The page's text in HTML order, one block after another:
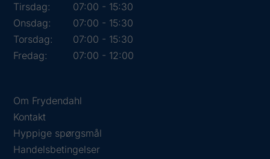
Tirsdag:
07:00 - 15:30
Onsdag:
07:00 - 15:30
Torsdag:
07:00 - 15:30
Fredag:
07:00 - 12:00
Om Frydendahl
Kontakt
Hyppige spørgsmål
Handelsbetingelser